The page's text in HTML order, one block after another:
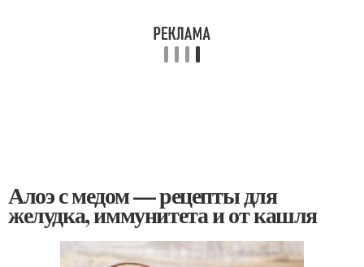
Алоэ с медом — рецепты для
желудка, иммунитета и от кашля